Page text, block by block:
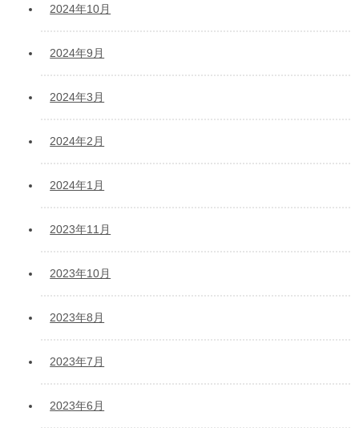
2024年10月
2024年9月
2024年3月
2024年2月
2024年1月
2023年11月
2023年10月
2023年8月
2023年7月
2023年6月